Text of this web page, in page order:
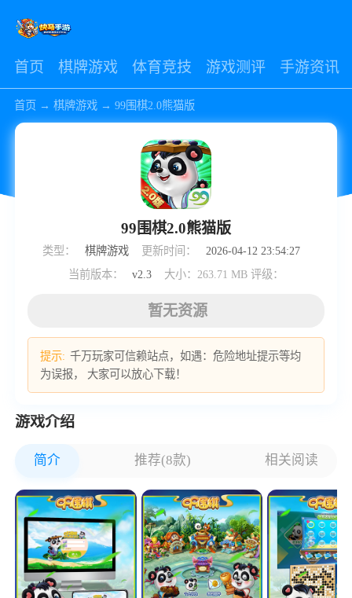
首页 棋牌游戏 体育竞技 游戏测评 手游资讯
首页 → 棋牌游戏→ 99围棋2.0熊猫版
99围棋2.0熊猫版
类型： 棋牌游戏 更新时间：
2026-04-12 23:54:27
当前版本：
v2.3 大小：263.71 MB 评级：
暂无资源
提示: 千万玩家可信赖站点，如遇：危险地址提示等均
为误报， 大家可以放心下载！
游戏介绍
简介 推荐(8款) 相关阅读